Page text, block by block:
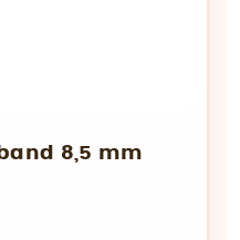
8,5 mm